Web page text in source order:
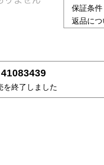
保証条件
返品につ
41083439
を終了しました